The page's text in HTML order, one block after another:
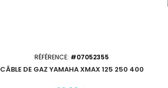
RÉFÉRENCE: #07052355
CÂBLE DE GAZ YAMAHA XMAX 125 250 400